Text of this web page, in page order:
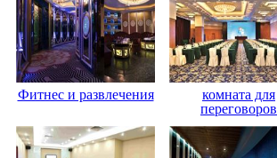
Фитнес и развлечения
комната для
переговоров